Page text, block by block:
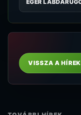
VISSZA A